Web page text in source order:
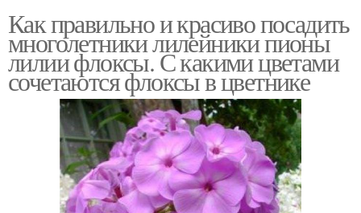
Как правильно и красиво посадить
многолетники лилейники пионы
лилии флоксы. С какими цветами
сочетаются флоксы в цветнике